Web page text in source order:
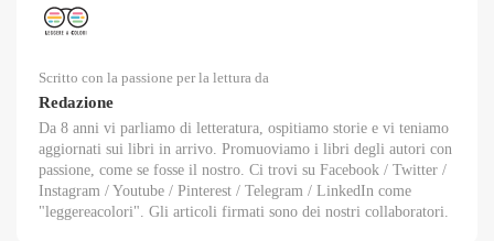
Scritto con la passione per la lettura da
Redazione
Da 8 anni vi parliamo di letteratura, ospitiamo storie e vi teniamo
aggiornati sui libri in arrivo. Promuoviamo i libri degli autori con
passione, come se fosse il nostro. Ci trovi su Facebook / Twitter /
Instagram / Youtube / Pinterest / Telegram / LinkedIn come
"leggereacolori". Gli articoli firmati sono dei nostri collaboratori.